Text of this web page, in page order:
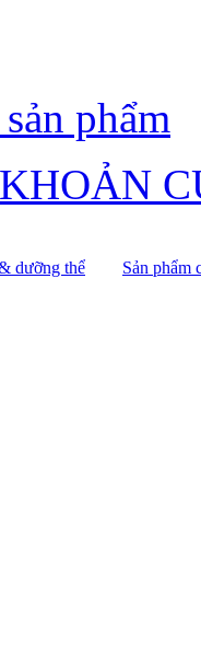
sản phẩm
dưỡng thể
Sản phẩm